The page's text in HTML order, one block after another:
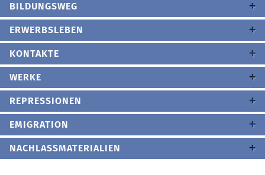
BILDUNGSWEG
ERWERBSLEBEN
KONTAKTE
WERKE
REPRESSIONEN
EMIGRATION
NACHLASSMATERIALIEN